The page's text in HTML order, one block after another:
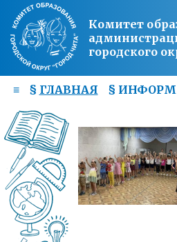
Комитет
городского
≡ § ГЛАВНАЯ §